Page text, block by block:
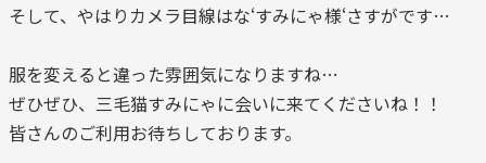
そして、やはりカメラ目線はな‘すみにゃ様‘さすがです…
服を変えると違った雰囲気になりますね…
ぜひぜひ、三毛猫すみにゃに会いに来てくださいね！！
皆さんのご利用お待ちしております。